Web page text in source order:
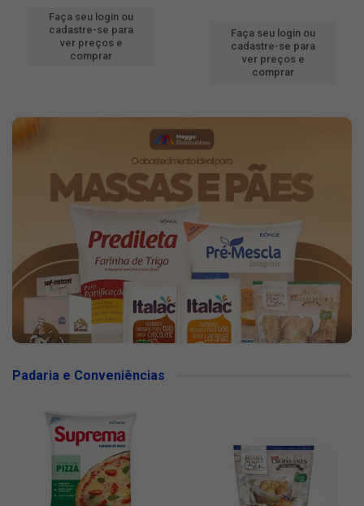
Faça seu login ou
cadastre-se para
ver preços e
comprar
Faça seu login ou
cadastre-se para
ver preços e
comprar
Padaria e Conveniências